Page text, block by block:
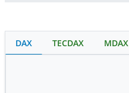
DAX TECDAX MDAX